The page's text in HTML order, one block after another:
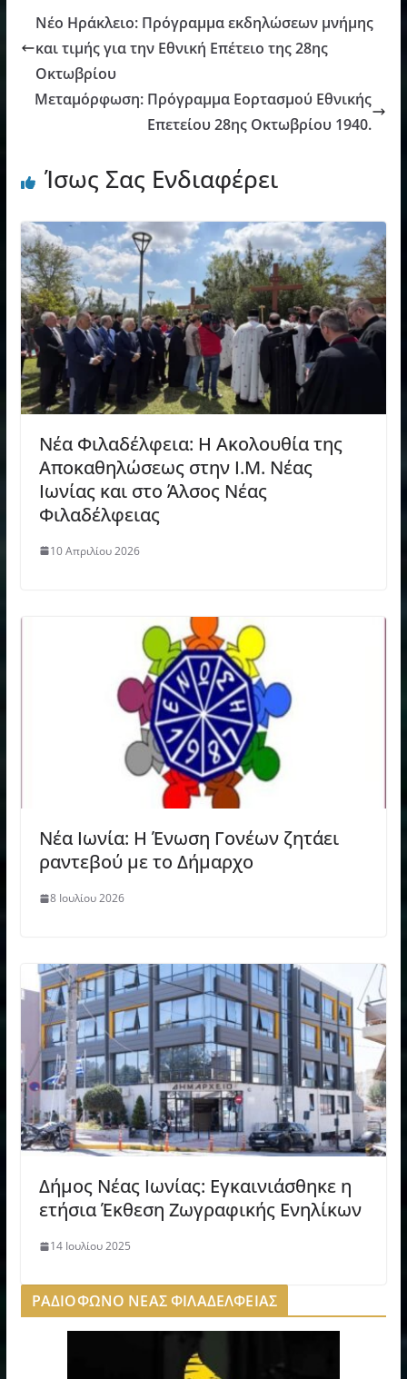
Νέο Ηράκλειο: Πρόγραμμα εκδηλώσεων μνήμης
και τιμής για την Εθνική Επέτειο της 28ης
Οκτωβρίου
Μεταμόρφωση: Πρόγραμμα Εορτασμού Εθνικής
Επετείου 28ης Οκτωβρίου 1940.
Ίσως Σας Ενδιαφέρει
Νέα Φιλαδέλφεια: H Ακολουθία της
Αποκαθηλώσεως στην Ι.Μ. Νέας
Ιωνίας και στο Άλσος Νέας
Φιλαδέλφειας
10 Απριλίου 2026
Νέα Ιωνία: Η Ένωση Γονέων ζητάει
ραντεβού με το Δήμαρχο
8 Ιουλίου 2026
Δήμος Νέας Ιωνίας: Eγκαινιάσθηκε η
ετήσια Έκθεση Ζωγραφικής Ενηλίκων
14 Ιουλίου 2025
ΡΑΔΙΟΦΩΝΟ ΝΕΑΣ ΦΙΛΑΔΕΛΦΕΙΑΣ